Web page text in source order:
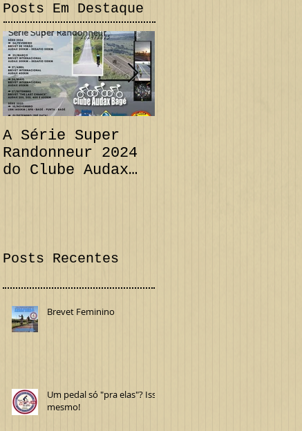
Posts Em Destaque
A Série Super
Randonneur 2024
do Clube Audax
Posts Recentes
Brevet Feminino
Um pedal só "pra elas"? Isso
mesmo!